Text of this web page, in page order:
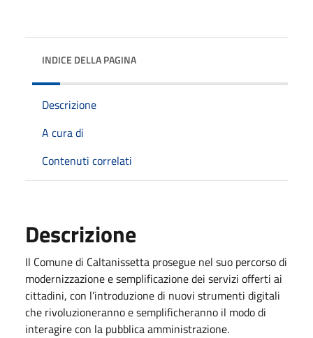
INDICE DELLA PAGINA
Descrizione
A cura di
Contenuti correlati
Descrizione
Il Comune di Caltanissetta prosegue nel suo percorso di
modernizzazione e semplificazione dei servizi offerti ai
cittadini, con l’introduzione di nuovi strumenti digitali
che rivoluzioneranno e semplificheranno il modo di
interagire con la pubblica amministrazione.